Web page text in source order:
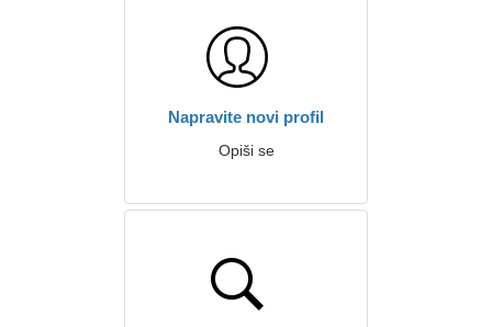
Napravite novi profil
Opiši se